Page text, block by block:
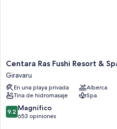
Centara
Ras
Fushi
Resort
&
Spa
Maldives
Centara Ras Fushi Resort &
Giravaru
En una playa privada
Alberca
Tina de hidromasaje
Spa
9.2
de
9.2 Magnífico
653 opiniones